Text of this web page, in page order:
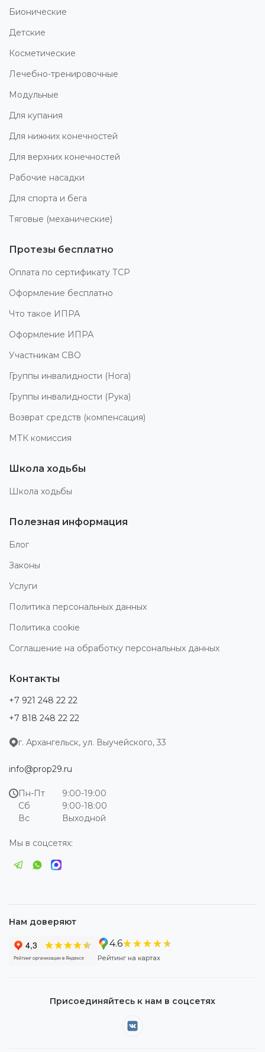
Бионические
Детские
Косметические
Лечебно-тренировочные
Модульные
Для купания
Для нижних конечностей
Для верхних конечностей
Рабочие насадки
Для спорта и бега
Тяговые (механические)
Протезы бесплатно
Оплата по сертификату ТСР
Оформление бесплатно
Что такое ИПРА
Оформление ИПРА
Участникам СВО
Группы инвалидности (Нога)
Группы инвалидности (Рука)
Возврат средств (компенсация)
МТК комиссия
Школа ходьбы
Школа ходьбы
Полезная информация
Блог
Законы
Услуги
Политика персональных данных
Политика cookie
Соглашение на обработку персональных данных
Контакты
+7 921 248 22 22
+7 818 248 22 22
г. Архангельск, ул. Выучейского, 33
info@prop29.ru
Пн-Пт
9:00-19:00
Сб
9:00-18:00
Вс
Выходной
Мы в соцсетях:
Нам доверяют
4.6★★★★★
★★★★★
Рейтинг на картах
Присоединяйтесь к нам в соцсетях